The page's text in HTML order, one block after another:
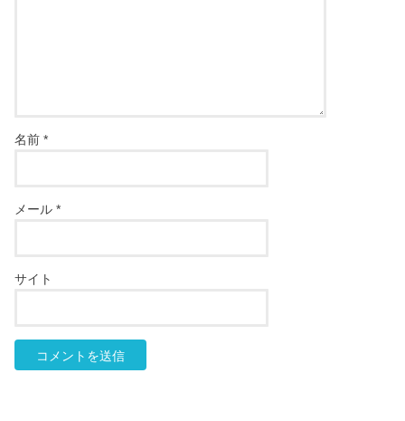
名前*
メール*
サイト